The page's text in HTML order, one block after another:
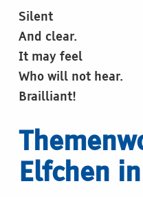
Silent
And clear.
It may feel
Who will not hear.
Brailliant!
Elfchen